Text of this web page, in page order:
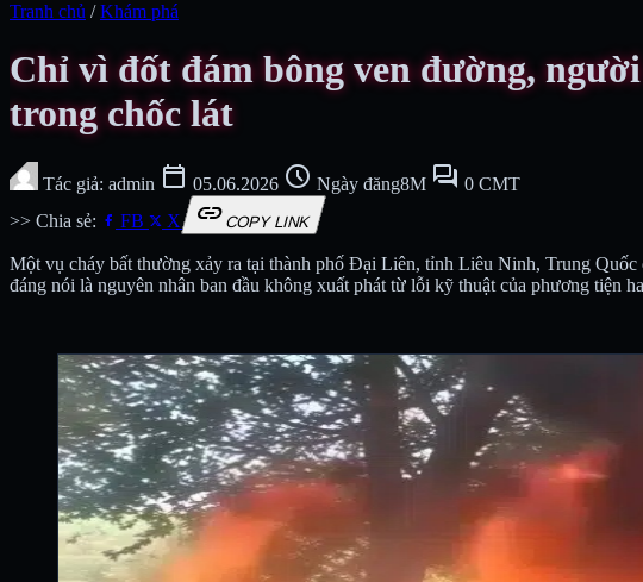
Tranh chủ / Khám phá
Chỉ vì đốt đám bông ven đường,
trong chốc lát
Tác giả: admin calendar_today 05.06.2026 schedule Ngày đăng8M forum 0 CMT
>> Chia sẻ:
FB X linkCOPY LINK
Một vụ cháy bất thường xảy ra tại thành phố Đại Liên, tỉnh Liêu Ninh, Trung
đáng nói là nguyên nhân ban đầu không xuất phát từ lỗi kỹ thuật của phương tiện